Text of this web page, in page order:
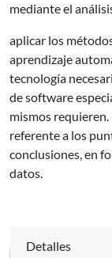
mediante el
aplicar los
aprendizaje
tecnología
de software
mismos
referente a los
conclusiones, en
datos.
Detalles